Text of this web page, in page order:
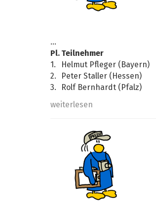
...
Pl. Teilnehmer
1.
Helmut Pfleger (Bayern)
2.
Peter Staller (Hessen)
3.
Rolf Bernhardt (Pfalz)
weiterlesen